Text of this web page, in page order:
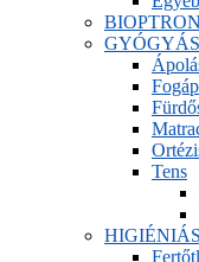
Tens